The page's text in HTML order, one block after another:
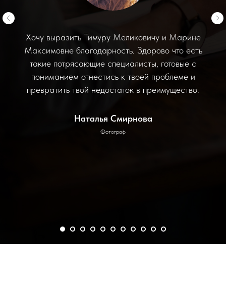
Хочу выразить Тимуру Меликовичу и Марине
Максимовне благодарность. Здорово что есть
такие потрясающие специалисты, готовые с
пониманием отнестись к твоей проблеме и
превратить твой недостаток в преимущество.
Наталья Смирнова
Фотограф